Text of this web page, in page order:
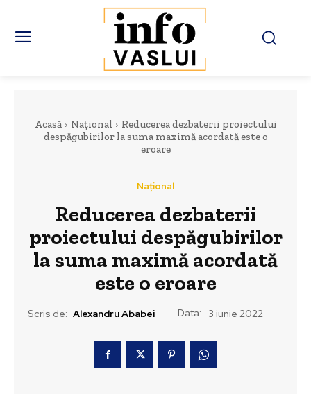
Acasă Național
Reducerea dezbaterii proiectului
despăgubirilor la suma maximă acordată este o
eroare
Național
Reducerea dezbaterii
proiectului despăgubirilor
la suma maximă acordată
este o eroare
Scris de: Alexandru Ababei Data: 3 iunie 2022